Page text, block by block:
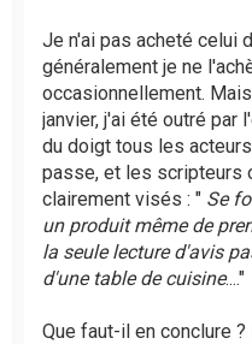
e
n
o
n
l
u
Je n'ai pas acheté celui
généralement je ne
occasionnellement.
janvier, j'ai été outré par
du doigt tous les
passe, et les scripteurs
clairement visés : " Se
un produit même de
la seule lecture d'avis
d'une table de cuisine...."
Que faut-il en conclure